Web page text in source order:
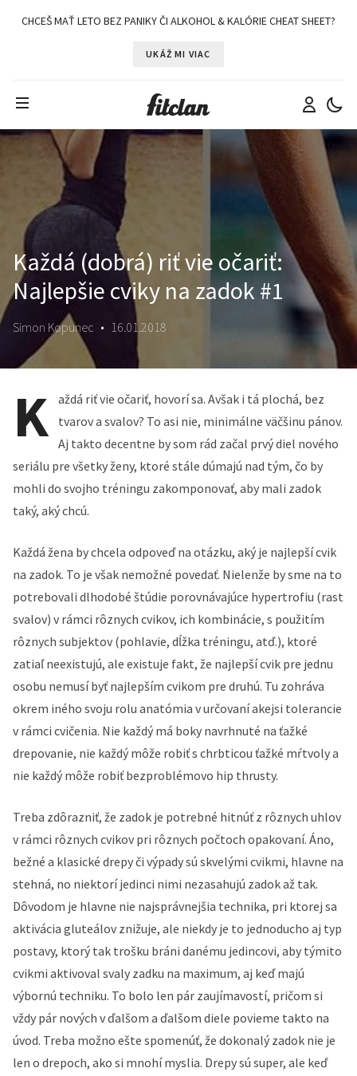
CHCEŠ MAŤ LETO BEZ PANIKY ČI ALKOHOL & KALÓRIE CHEAT SHEET?
UKÁŽ MI VIAC
Každá (dobrá) riť vie očariť:
Najlepšie cviky na zadok #1
Simon Kopunec • 16.01.2018
K aždá riť vie očariť, hovorí sa. Avšak i tá plochá, bez
tvarov a svalov? To asi nie, minimálne väčšinu pánov.
Aj takto decentne by som rád začal prvý diel nového
seriálu pre všetky ženy, ktoré stále dúmajú nad tým, čo by
mohli do svojho tréningu zakomponovať, aby mali zadok
taký, aký chcú.
Každá žena by chcela odpoveď na otázku, aký je najlepší cvik
na zadok. To je však nemožné povedať. Nielenže by sme na to
potrebovali dlhodobé štúdie porovnávajúce hypertrofiu (rast
svalov) v rámci rôznych cvikov, ich kombinácie, s použitím
rôznych subjektov (pohlavie, dĺžka tréningu, atď.), ktoré
zatiaľ neexistujú, ale existuje fakt, že najlepší cvik pre jednu
osobu nemusí byť najlepším cvikom pre druhú. Tu zohráva
okrem iného svoju rolu anatómia v určovaní akejsi tolerancie
v rámci cvičenia. Nie každý má boky navrhnuté na ťažké
drepovanie, nie každý môže robiť s chrbticou ťažké mŕtvoly a
nie každý môže robiť bezproblémovo hip thrusty.
Treba zdôrazniť, že zadok je potrebné hitnúť z rôznych uhlov
v rámci rôznych cvikov pri rôznych počtoch opakovaní. Áno,
bežné a klasické drepy či výpady sú skvelými cvikmi, hlavne na
stehná, no niektorí jedinci nimi nezasahujú zadok až tak.
Dôvodom je hlavne nie najsprávnejšia technika, pri ktorej sa
aktivácia gluteálov znižuje, ale niekdy je to jednoducho aj typ
postavy, ktorý tak trošku bráni danému jedincovi, aby týmito
cvikmi aktivoval svaly zadku na maximum, aj keď majú
výbornú techniku. To bolo len pár zaujímavostí, pričom si
vždy pár nových v ďalšom a ďalšom diele povieme takto na
úvod. Treba možno ešte spomenúť, že dokonalý zadok nie je
len o drepoch, ako si mnohí myslia. Drepy sú super, ale keď